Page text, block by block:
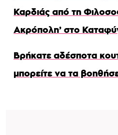
Καρδιάς από τη
Ακρόπολη’ στο
Βρήκατε αδέσποτα
μπορείτε να τα